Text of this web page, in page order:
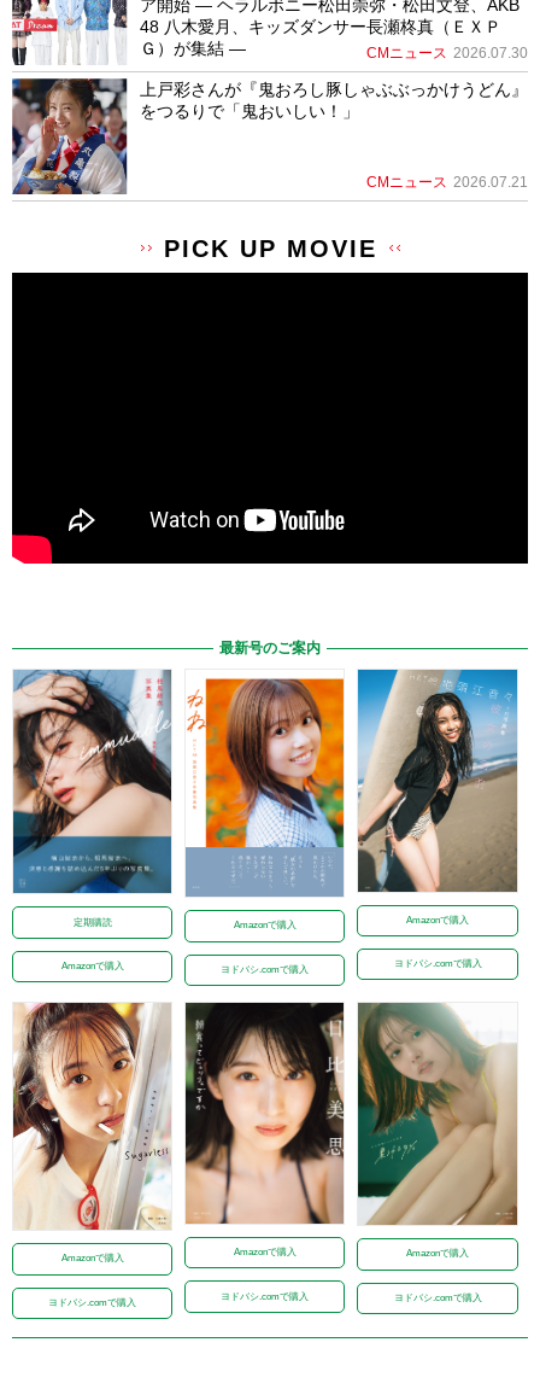
ア開始 ― ヘラルボニー松田崇弥・松田文登、AKB
48 八木愛月、キッズダンサー長瀬柊真（ＥＸＰ
Ｇ）が集結 ―
CMニュース 2026.07.30
上戸彩さんが『鬼おろし豚しゃぶぶっかけうどん』
をつるりで「鬼おいしい！」
CMニュース 2026.07.21
PICK UP MOVIE
最新号のご案内
定期購読
Amazonで購入
Amazonで購入
ヨドバシ.comで購入
Amazonで購入
ヨドバシ.comで購入
Amazonで購入
ヨドバシ.comで購入
Amazonで購入
ヨドバシ.comで購入
Amazonで購入
ヨドバシ.comで購入